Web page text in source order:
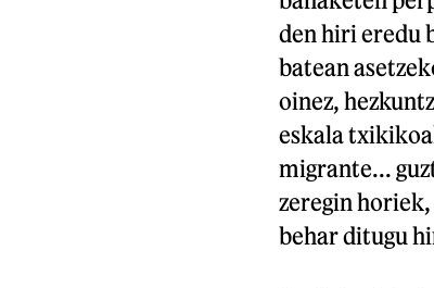
den hiri eredu
batean
oinez,
eskala
migrante...
zeregin
behar ditugu